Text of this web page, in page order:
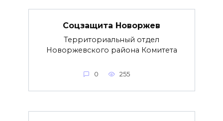
Соцзащита Новоржев
Территориальный отдел
Новоржевского района Комитета
0 255